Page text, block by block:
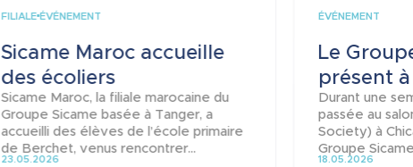
FILIALE ÉVÉNEMENT
Sicame Maroc accueille
des écoliers
Sicame Maroc, la filiale marocaine du
Groupe Sicame basée à Tanger, a
accueilli des élèves de l’école primaire
de Berchet, venus rencontrer...
23.05.2026
ÉVÉNEMENT
Le
présent
Durant une
passée au
Society) à
Groupe
18.05.2026